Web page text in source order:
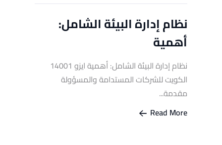
نظام إدارة البيئة الشامل:
أهمية
نظام إدارة البيئة الشامل: أهمية ايزو 14001
الكويت للشركات المستدامة والمسؤولة
مقدمة...
Read More